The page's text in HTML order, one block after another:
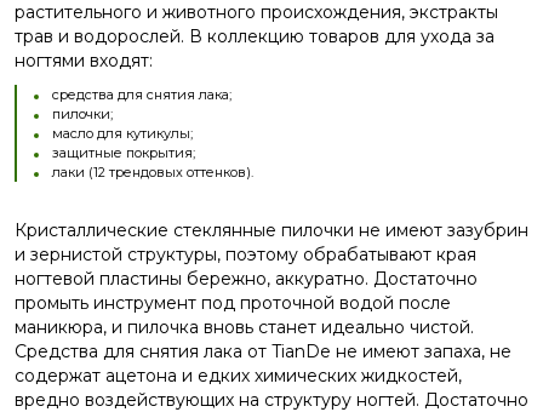
растительного и животного происхождения, экстракты
трав и водорослей. В коллекцию товаров для ухода за
ногтями входят:
средства для снятия лака;
пилочки;
масло для кутикулы;
защитные покрытия;
лаки (12 трендовых оттенков).
Кристаллические стеклянные пилочки не имеют зазубрин
и зернистой структуры, поэтому обрабатывают края
ногтевой пластины бережно, аккуратно. Достаточно
промыть инструмент под проточной водой после
маникюра, и пилочка вновь станет идеально чистой.
Средства для снятия лака от TianDe не имеют запаха, не
содержат ацетона и едких химических жидкостей,
вредно воздействующих на структуру ногтей. Достаточно